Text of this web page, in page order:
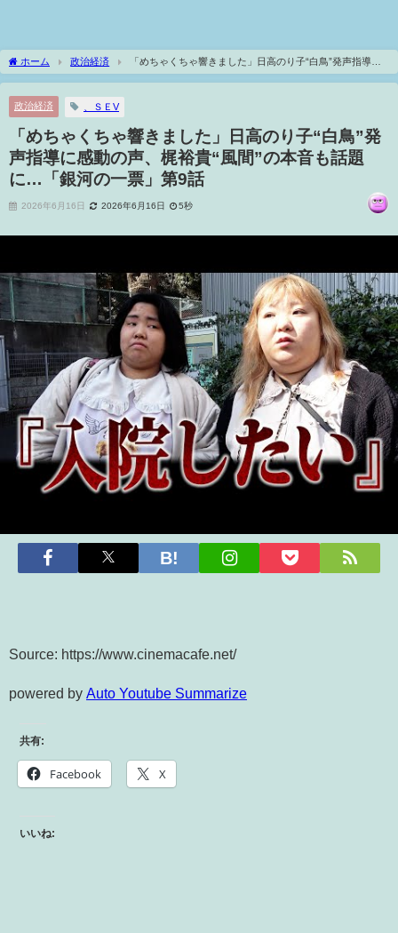
ホーム 政治経済
「めちゃくちゃ響きました」日高のり子“白鳥”発声指導に
感動の声、梶裕貴“風間”の本音も話題に…「銀河の一票」第9話
政治経済 、ＳＥV
「めちゃくちゃ響きました」日高のり子“白鳥”発
声指導に感動の声、梶裕貴“風間”の本音も話題
に…「銀河の一票」第9話
2026年6月16日 2026年6月16日 5秒
Source: https://www.cinemacafe.net/
powered by Auto Youtube Summarize
共有:
Facebook X
いいね: